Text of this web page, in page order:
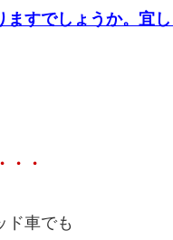
ますでしょうか。宜
・・
ド車でも